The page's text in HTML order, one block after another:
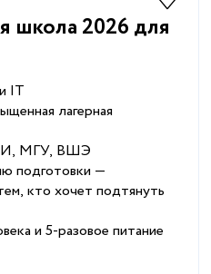
школа 2026 для
IT
лагерная
МГУ, ВШЭ
подготовки —
кто хочет подтянуть
и 5-разовое питание